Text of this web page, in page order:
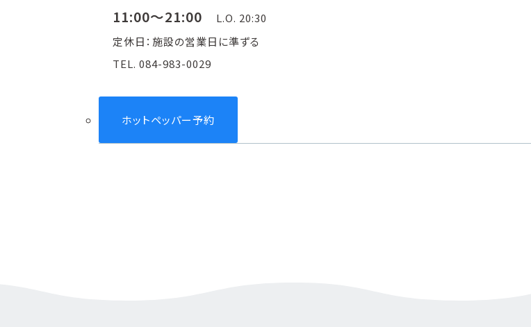
11:00～21:00
L.O. 20:30
定休日：施設の営業日に準ずる
TEL. 084-983-0029
ホットペッパー予約